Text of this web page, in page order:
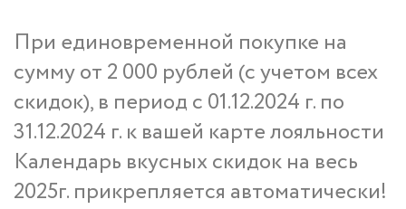
При единовременной покупке на
сумму от 2 000 рублей (с учетом всех
скидок), в период с 01.12.2024 г. по
31.12.2024 г. к вашей карте лояльности
Календарь вкусных скидок на весь
2025г. прикрепляется автоматически!